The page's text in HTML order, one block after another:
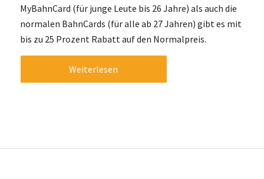
MyBahnCard (für junge Leute bis 26 Jahre) als auch die
normalen BahnCards (für alle ab 27 Jahren) gibt es mit
bis zu 25 Prozent Rabatt auf den Normalpreis.
Weiterlesen